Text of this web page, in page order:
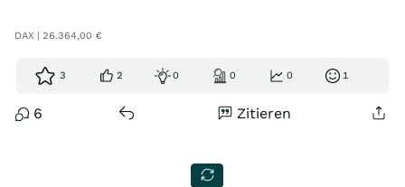
DAX | 26.364,00 €
3 2 0 0 0 1
6 Zitieren